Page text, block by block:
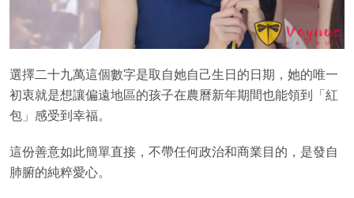
選擇二十九萬這個數字是取自她自己生日的日期，她的唯一
初衷就是想讓偏遠地區的孩子在農曆新年期間也能領到「紅
包」感受到幸福。
這份善意如此簡單直接，不帶任何政治和商業目的，是發自
肺腑的純粹愛心。